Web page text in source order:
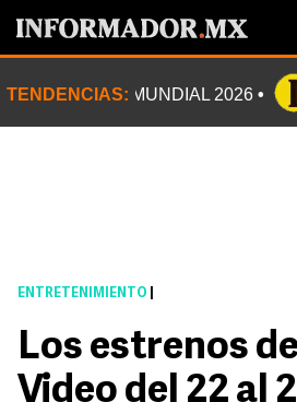
TENDENCIAS: MUNDIAL 2026
ENTRETENIMIENTO
Los estrenos
Video del 22 al